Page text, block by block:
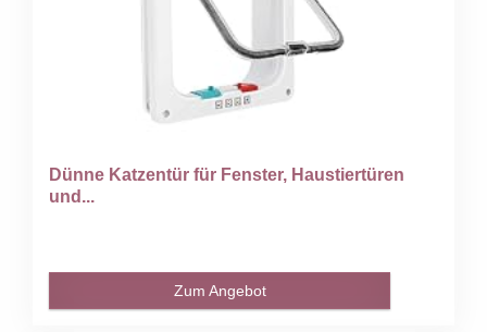
Dünne Katzentür für Fenster, Haustiertüren
und...
Zum Angebot